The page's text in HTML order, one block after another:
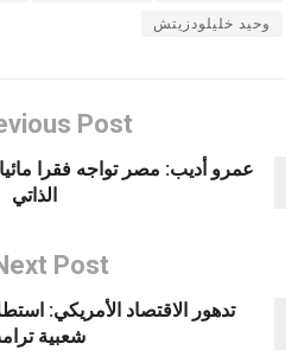
وحيد خليلودزيتش
Post
عمرو أديب: مصر تواجه فقرا مائيا
الذاتي
Post
تدهور الاقتصاد الأمريكي:
شعبية